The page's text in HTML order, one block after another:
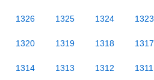
1326 1325 1324 1323
1320 1319 1318 1317
1314 1313 1312 1311